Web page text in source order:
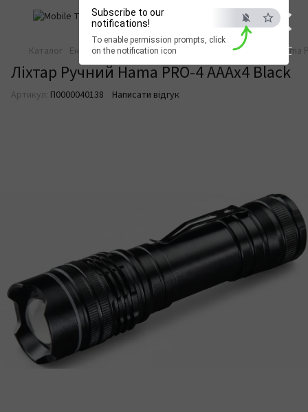
×
ESC
Subscribe to our
notifications!
To enable permission prompts, click
on the notification icon
Каталог Енергостійкість Ліхтарі та лампи Ліхтар Ручний
Ліхтар Ручний Hama PRO-4 AAAx4 Black
Артикул: П0000040138 Написати відгук